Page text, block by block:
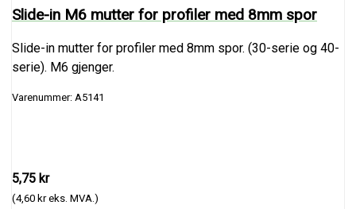
Slide-in M6 mutter for profiler med 8mm spor
Slide-in mutter for profiler med 8mm spor. (30-serie og 40-
serie). M6 gjenger.
Varenummer: A5141
5,75 kr
(4,60 kr eks. MVA.)